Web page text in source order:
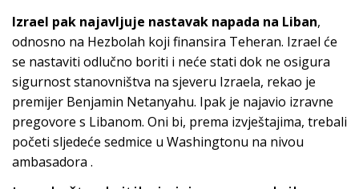
Izrael pak najavljuje nastavak napada na Liban,
odnosno na Hezbolah koji finansira Teheran. Izrael će
se nastaviti odlučno boriti i neće stati dok ne osigura
sigurnost stanovništva na sjeveru Izraela, rekao je
premijer Benjamin Netanyahu. Ipak je najavio izravne
pregovore s Libanom. Oni bi, prema izvještajima, trebali
početi sljedeće sedmice u Washingtonu na nivou
ambasadora .